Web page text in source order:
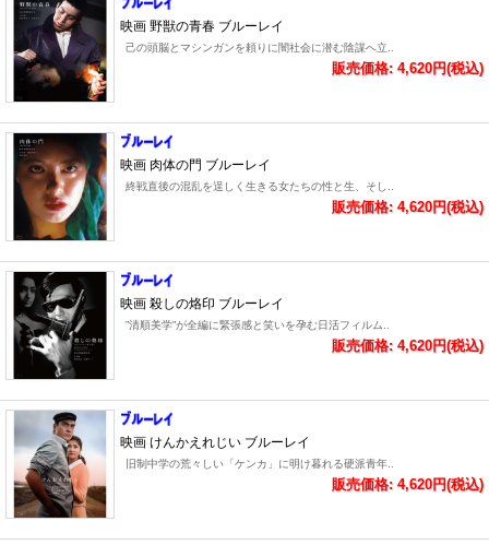
映画 野獣の青春 ブルーレイ
己の頭脳とマシンガンを頼りに闇社会に潜む陰謀へ立..
販売価格: 4,620円(税込)
映画 肉体の門 ブルーレイ
終戦直後の混乱を逞しく生きる女たちの性と生、そし..
販売価格: 4,620円(税込)
映画 殺しの烙印 ブルーレイ
”清順美学”が全編に緊張感と笑いを孕む日活フィルム..
販売価格: 4,620円(税込)
映画 けんかえれじい ブルーレイ
旧制中学の荒々しい「ケンカ」に明け暮れる硬派青年..
販売価格: 4,620円(税込)